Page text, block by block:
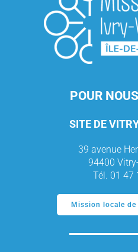
POUR
SITE DE
39 avenue
94400
Tél. 01 47
Mission locale